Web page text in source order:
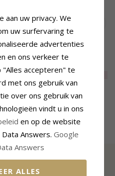
Kam en schaar hanger in
zilver
EXTRA 70%
aan uw privacy. We
uw surfervaring te
advertenties
en ons verkeer te
"Alles accepteren" te
met ons gebruik van
over ons gebruik van
vindt u in ons
en op de website
Answers. Google
Answers
ALLES